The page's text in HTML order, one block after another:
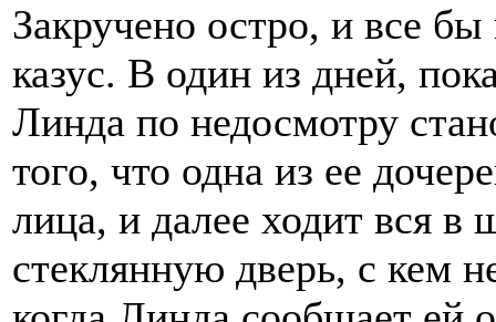
Закручено остро, и все
казус. В один из дней,
Линда по недосмотру
того, что одна из ее
лица, и далее ходит вся в
стеклянную дверь, с кем